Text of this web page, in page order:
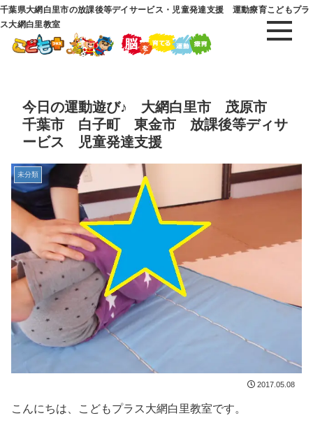
千葉県大網白里市の放課後等デイサービス・児童発達支援 運動療育こどもプラ
ス大網白里教室
今日の運動遊び♪ 大網白里市 茂原市
千葉市 白子町 東金市 放課後等ディサ
ービス 児童発達支援
未分類
2017.05.08
こんにちは、こどもプラス大網白里教室です。